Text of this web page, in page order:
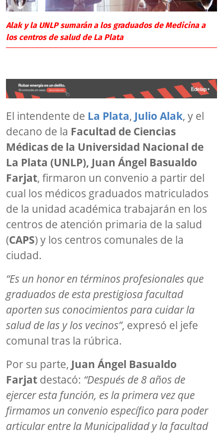
Alak y la UNLP sumarán a los graduados de Medicina a
los centros de salud de La Plata
El intendente de La Plata, Julio Alak, y el
decano de la Facultad de Ciencias
Médicas de la Universidad Nacional de
La Plata (UNLP), Juan Ángel Basualdo
Farjat, firmaron un convenio a partir del
cual los médicos graduados matriculados
de la unidad académica trabajarán en los
centros de atención primaria de la salud
(CAPS) y los centros comunales de la
ciudad.
“Es un honor en términos profesionales que
graduados de esta prestigiosa facultad
aporten sus conocimientos para cuidar la
salud de las y los vecinos”, expresó el jefe
comunal tras la rúbrica.
Por su parte, Juan Ángel Basualdo
Farjat destacó: “Después de 8 años de
ejercer esta función, es la primera vez que
firmamos un convenio específico para poder
articular entre la Municipalidad y la facultad